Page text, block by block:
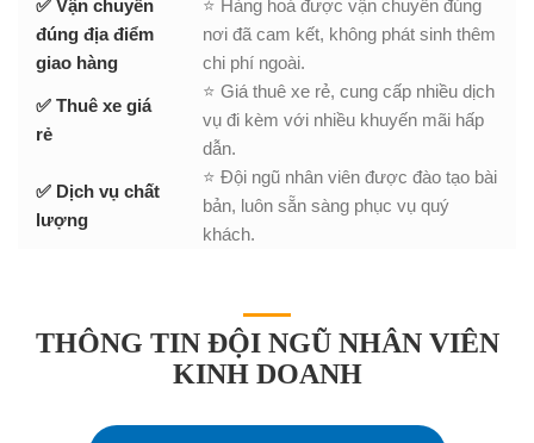
✅ Vận chuyển
đúng địa điểm
giao hàng
⭐ Hàng hoá được vận chuyển đúng
nơi đã cam kết, không phát sinh thêm
chi phí ngoài.
✅ Thuê xe giá
rẻ
⭐ Giá thuê xe rẻ, cung cấp nhiều dịch
vụ đi kèm với nhiều khuyến mãi hấp
dẫn.
✅ Dịch vụ chất
lượng
⭐ Đội ngũ nhân viên được đào tạo bài
bản, luôn sẵn sàng phục vụ quý
khách.
THÔNG TIN ĐỘI NGŨ NHÂN VIÊN
KINH DOANH